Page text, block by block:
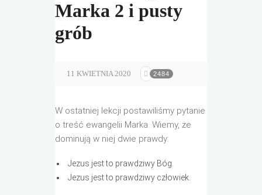
Marka 2 i pusty
grób
11 KWIETNIA 2020 2484
W ostatniej lekcji postawiliśmy pytanie
o treść ewangelii Marka. Wiemy, że
dominują w niej dwie prawdy:
Jezus jest to prawdziwy Bóg.
Jezus jest to prawdziwy człowiek.